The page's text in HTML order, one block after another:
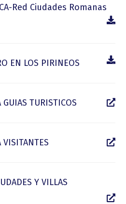
Red Ciudades Romanas
EN LOS PIRINEOS
GUIAS TURISTICOS
VISITANTES
Y VILLAS